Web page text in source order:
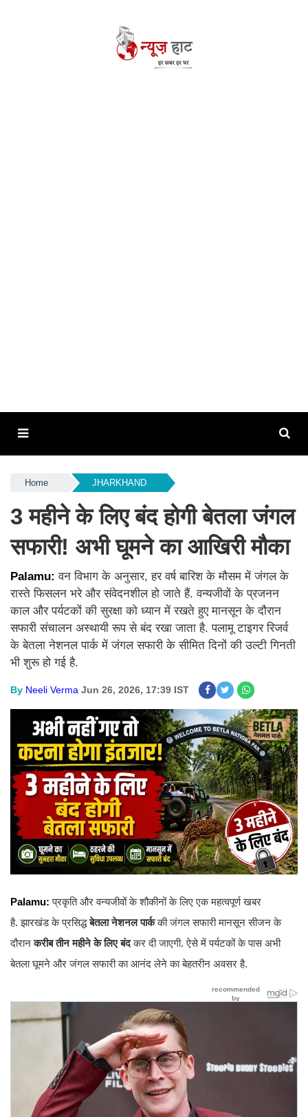
Home JHARKHAND
3 महीने के लिए बंद होगी बेतला जंगल
सफारी! अभी घूमने का आखिरी मौका
Palamu:वन विभाग के अनुसार, हर वर्ष बारिश के मौसम में जंगल के
रास्ते फिसलन भरे और संवेदनशील हो जाते हैं. वन्यजीवों के प्रजनन
काल और पर्यटकों की सुरक्षा को ध्यान में रखते हुए मानसून के दौरान
सफारी संचालन अस्थायी रूप से बंद रखा जाता है. पलामू टाइगर रिजर्व
के बेतला नेशनल पार्क में जंगल सफारी के सीमित दिनों की उल्टी गिनती
भी शुरू हो गई है.
By Neeli Verma Jun 26, 2026, 17:39 IST
Palamu: प्रकृति और वन्यजीवों के शौकीनों के लिए एक महत्वपूर्ण खबर
है. झारखंड के प्रसिद्धबेतला नेशनल पार्ककी जंगल सफारी मानसून सीजन के
दौरानकरीब तीन महीने के लिए बंदकर दी जाएगी. ऐसे में पर्यटकों के पास अभी
बेतला घूमने और जंगल सफारी का आनंद लेने का बेहतरीन अवसर है.